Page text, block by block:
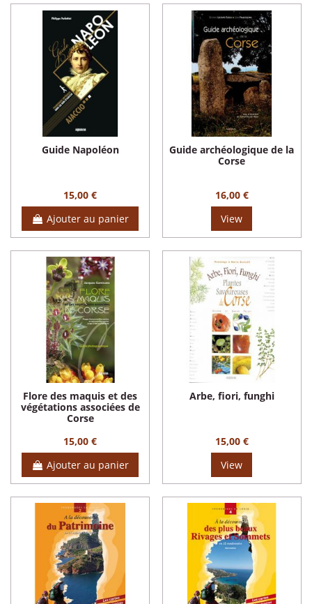
Guide Napoléon
15,00 €
Ajouter au panier
Guide archéologique de la
Corse
16,00 €
View
Flore des maquis et des
végétations associées de
Corse
15,00 €
Ajouter au panier
Arbe, fiori, funghi
15,00 €
View